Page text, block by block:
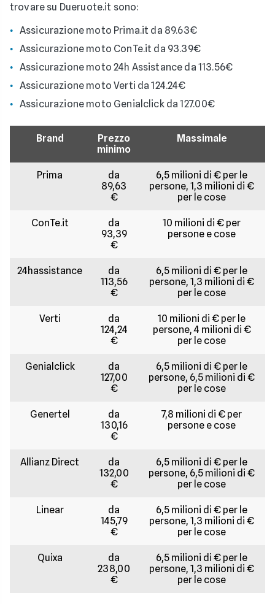
trovare su Dueruote.it sono:
Assicurazione moto Prima.it da 89.63€
Assicurazione moto ConTe.it da 93.39€
Assicurazione moto 24h Assistance da 113.56€
Assicurazione moto Verti da 124.24€
Assicurazione moto Genialclick da 127.00€
Brand
Prezzo
minimo
Massimale
Prima
da
89,63
€
6,5 milioni di € per le
persone, 1,3 milioni di €
per le cose
ConTe.it
da
93,39
€
10 milioni di € per
persone e cose
24hassistance
da
113,56
€
6,5 milioni di € per le
persone, 1,3 milioni di €
per le cose
Verti
da
124,24
€
10 milioni di € per le
persone, 4 milioni di €
per le cose
Genialclick
da
127,00
€
6,5 milioni di € per le
persone, 6,5 milioni di €
per le cose
Genertel
da
130,16
€
7,8 milioni di € per
persone e cose
Allianz Direct
da
132,00
€
6,5 milioni di € per le
persone, 6,5 milioni di €
per le cose
Linear
da
145,79
€
6,5 milioni di € per le
persone, 1,3 milioni di €
per le cose
Quixa
da
238,00
€
6,5 milioni di € per le
persone, 1,3 milioni di €
per le cose